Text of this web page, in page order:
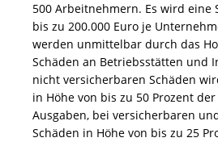
500 Arbeitnehmern. Es wird eine
bis zu 200.000 Euro je
werden unmittelbar durch das
Schäden an Betriebsstätten und
nicht versicherbaren Schäden
in Höhe von bis zu 50 Prozent
Ausgaben, bei versicherbaren
Schäden in Höhe von bis zu 25